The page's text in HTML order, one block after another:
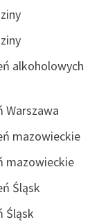
alkoholowych
Warszawa
mazowieckie
mazowieckie
Śląsk
Śląsk